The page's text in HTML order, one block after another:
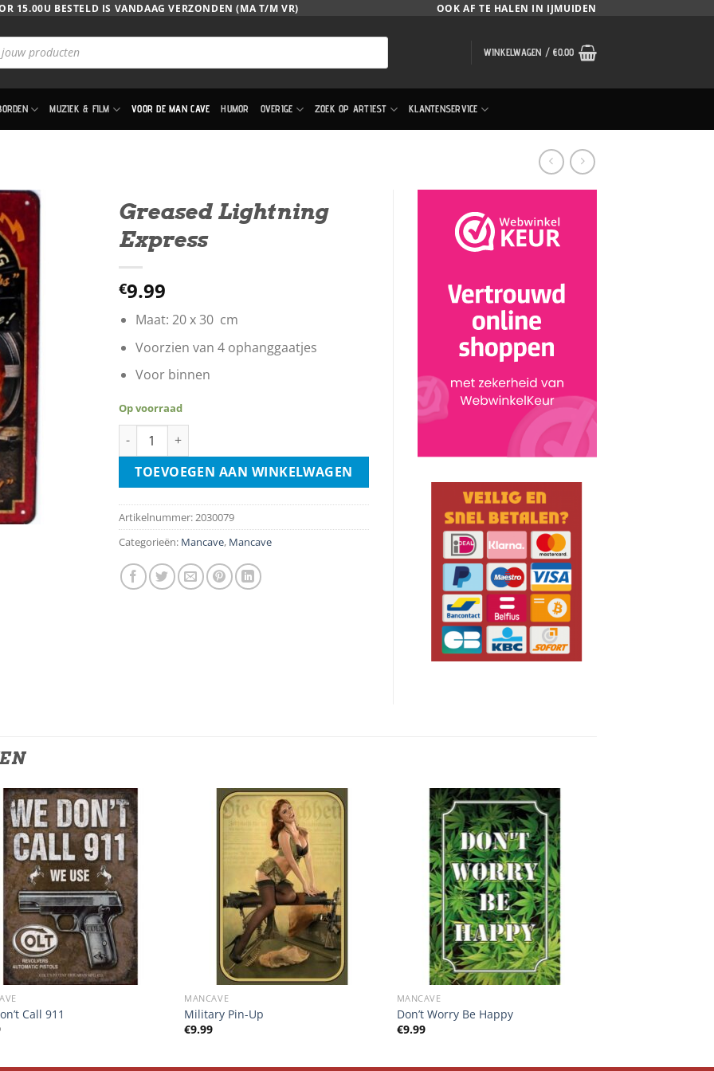
15.00U BESTELD IS VANDAAG VERZONDEN (MA T/M VR) OOK AF TE HALEN IN IJMUIDEN
WINKELWAGEN /€0.00
MUZIEK & FILM VOOR DE MAN CAVE HUMOR OVERIGE ZOEK OP ARTIEST KLANTENSERVICE
Greased Lightning
Express
€9.99
Maat: 20 x 30 cm
Voorzien van 4 ophanggaatjes
Voor binnen
Op voorraad
Greased Lightning Express aantal
TOEVOEGEN AAN WINKELWAGEN
Artikelnummer:2030079
Categorieën: Mancave, Mancave
Call 911
MANCAVE
Military Pin-Up
€9.99
MANCAVE
Don’t Worry Be Happy
€9.99